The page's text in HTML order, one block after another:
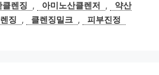
클렌징 , 아미노산클렌저 ,
약산
징 , 클렌징밀크 , 피부진정